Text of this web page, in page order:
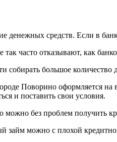
денежных средств. Если в
часто отказывают, как
собирать большое количество
Поворино оформляется на
и поставить свои условия.
можно без проблем получить
займ можно с плохой